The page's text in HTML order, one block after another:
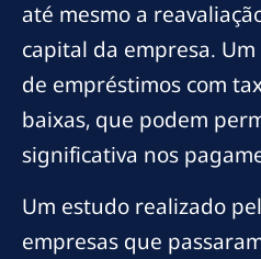
até mesmo a
capital da empresa.
de empréstimos com
baixas, que podem
significativa nos
Um estudo realizado
empresas que